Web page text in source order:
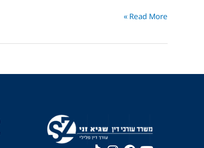
Read More »